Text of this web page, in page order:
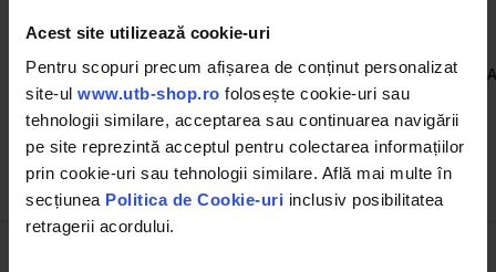
Acest site utilizează cookie-uri
Pentru scopuri precum afișarea de conținut personalizat
site-ul www.utb-shop.ro folosește cookie-uri sau
tehnologii similare, acceptarea sau continuarea navigării
pe site reprezintă acceptul pentru colectarea informațiilor
prin cookie-uri sau tehnologii similare. Află mai multe în
secțiunea Politica de Cookie-uri inclusiv posibilitatea
retragerii acordului.
DIS9.5/22
Anvelopa agricola 9.5-22
crampon 8PR R1W
695.23 RON
DIS12.5/80-18B
Anvelopa industriala
12.5/80-18 14PR profil V TL
R4-3/QH603/IMP600
(1)
896.91 RON